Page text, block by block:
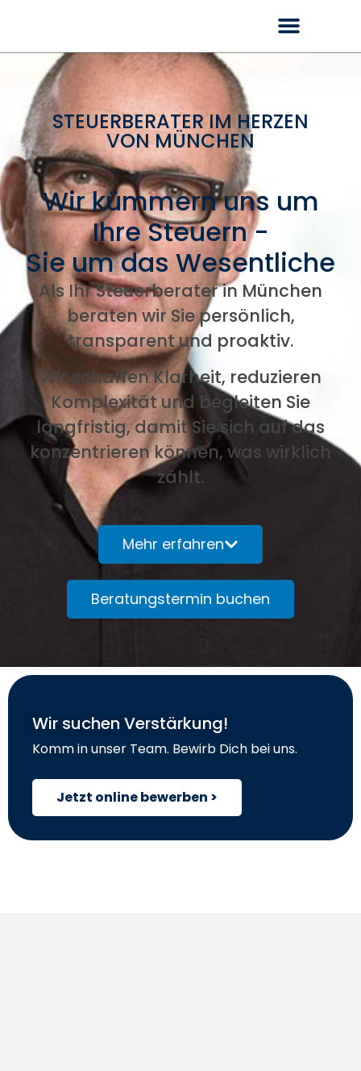
STEUERBERATER IM HERZEN
VON MÜNCHEN
Wir kümmern uns um
Ihre Steuern -
Sie um das Wesentliche
Als Ihr Steuerberater in München
beraten wir Sie persönlich,
transparent und proaktiv.
Wir schaffen Klarheit, reduzieren
Komplexität und begleiten Sie
langfristig, damit Sie sich auf das
konzentrieren können, was wirklich
zählt.
Mehr erfahren
Beratungstermin buchen
Wir suchen Verstärkung!
Komm in unser Team. Bewirb Dich bei uns.
Jetzt online bewerben >